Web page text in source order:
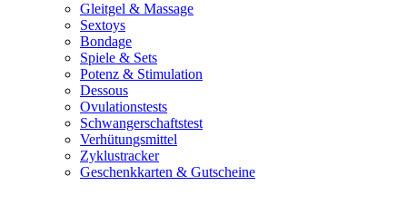
Gleitgel & Massage
Sextoys
Bondage
Spiele & Sets
Potenz & Stimulation
Dessous
Ovulationstests
Schwangerschaftstest
Verhütungsmittel
Zyklustracker
Geschenkkarten & Gutscheine